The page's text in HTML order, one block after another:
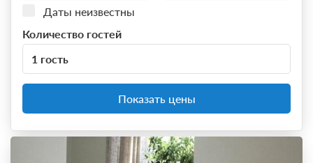
Даты неизвестны
Количество гостей
1 гость
Показать цены